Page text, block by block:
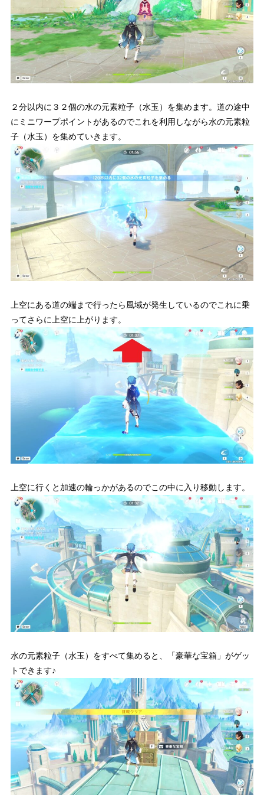
２分以内に３２個の水の元素粒子（水玉）を集めます。道の途中
にミニワープポイントがあるのでこれを利用しながら水の元素粒
子（水玉）を集めていきます。
上空にある道の端まで行ったら風域が発生しているのでこれに乗
ってさらに上空に上がります。
上空に行くと加速の輪っかがあるのでこの中に入り移動します。
水の元素粒子（水玉）をすべて集めると、「豪華な宝箱」がゲッ
トできます♪